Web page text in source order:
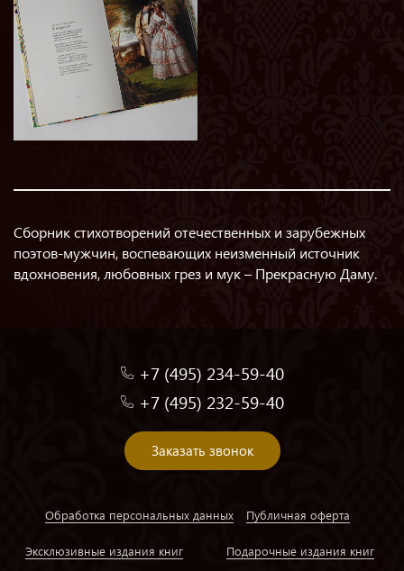
Сборник стихотворений отечественных и зарубежных
поэтов-мужчин, воспевающих неизменный источник
вдохновения, любовных грез и мук – Прекрасную Даму.
+7 (495) 234-59-40
+7 (495) 232-59-40
Заказать звонок
Обработка персональных данных Публичная оферта
Эксклюзивные издания книг Подарочные издания книг